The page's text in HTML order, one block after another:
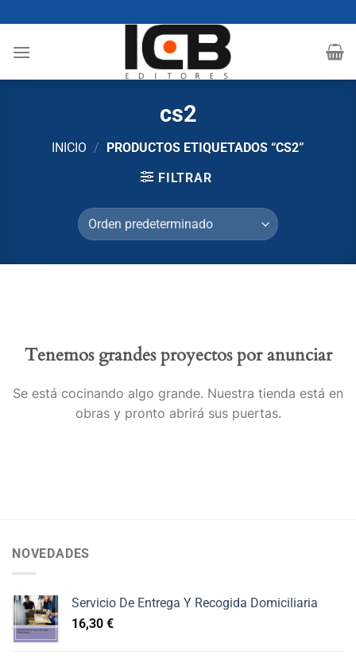
al
contenido
cs2
INICIO /
PRODUCTOS ETIQUETADOS “CS2”
FILTRAR
Tenemos grandes proyectos por anunciar
Se está cocinando algo grande. Nuestra tienda está en
obras y pronto abrirá sus puertas.
NOVEDADES
Servicio De Entrega Y Recogida Domiciliaria
16,30 €